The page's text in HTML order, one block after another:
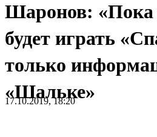
Шаронов: «Пока
будет играть
только
«Шальке»
17.10.2019, 18:20